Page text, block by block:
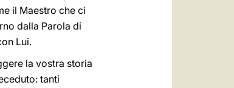
il Maestro che ci
dalla Parola di
Lui.
la vostra storia
tanti